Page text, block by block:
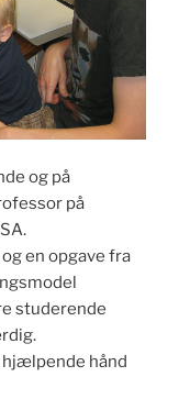
og på
på
en opgave fra
studerende
hånd